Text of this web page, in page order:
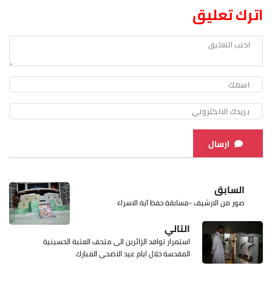
اترك تعليق
ارسال
السابق
صور من الارشيف -مسابقة حفظ آية الاسراء
التالي
استمرار توافد الزائرين الى متحف العتبة الحسينية
المقدسة خلال ايام عيد الاضحى المبارك